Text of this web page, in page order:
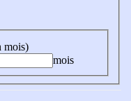
mois)
mois